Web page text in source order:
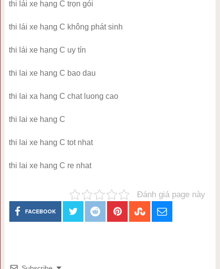
thi lái xe hạng C trọn gói
thi lái xe hạng C không phát sinh
thi lái xe hạng C uy tín
thi lai xe hang C bao dau
thi lai xa hang C chat luong cao
thi lai xe hang C
thi lai xe hang C tot nhat
thi lai xe hang C re nhat
Đánh giá page này
FACEBOOK